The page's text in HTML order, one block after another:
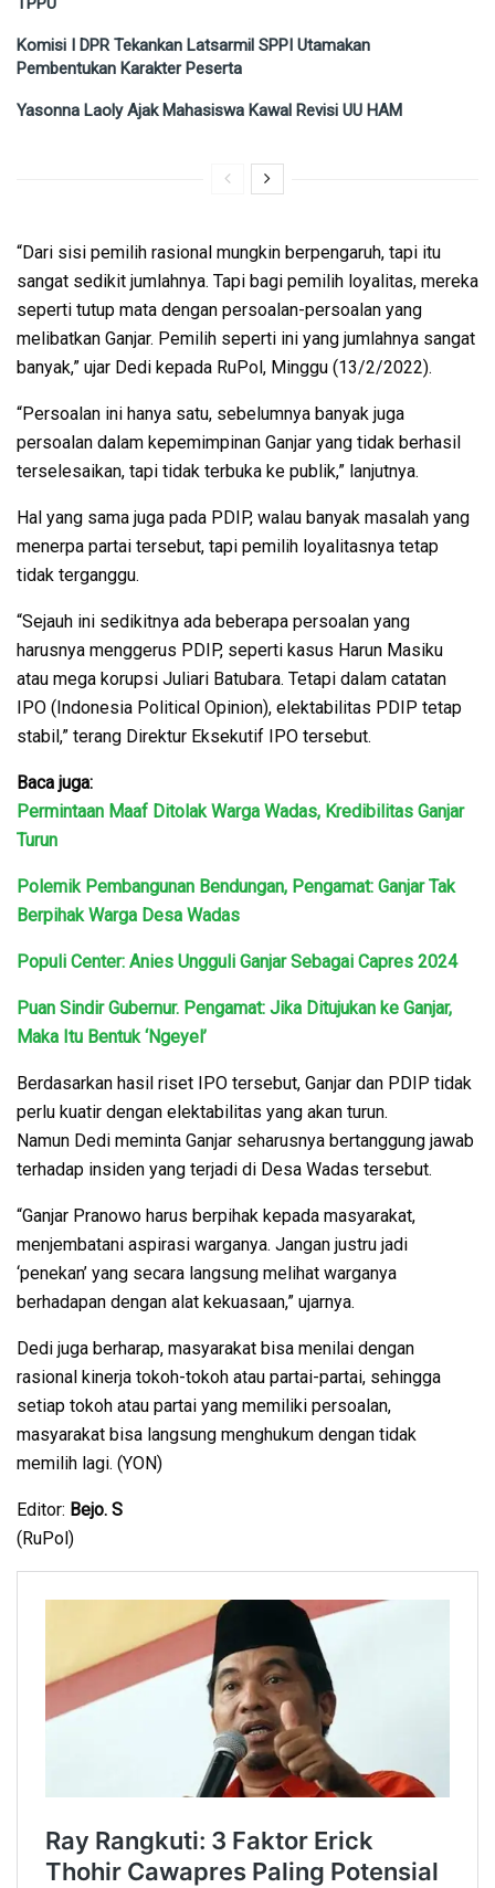
Komisi I DPR Tekankan Latsarmil SPPI Utamakan
Pembentukan Karakter Peserta
Yasonna Laoly Ajak Mahasiswa Kawal Revisi UU HAM
“Dari sisi pemilih rasional mungkin berpengaruh, tapi itu
sangat sedikit jumlahnya. Tapi bagi pemilih loyalitas, mereka
seperti tutup mata dengan persoalan-persoalan yang
melibatkan Ganjar. Pemilih seperti ini yang jumlahnya sangat
banyak,” ujar Dedi kepada RuPol, Minggu (13/2/2022).
“Persoalan ini hanya satu, sebelumnya banyak juga
persoalan dalam kepemimpinan Ganjar yang tidak berhasil
terselesaikan, tapi tidak terbuka ke publik,” lanjutnya.
Hal yang sama juga pada PDIP, walau banyak masalah yang
menerpa partai tersebut, tapi pemilih loyalitasnya tetap
tidak terganggu.
“Sejauh ini sedikitnya ada beberapa persoalan yang
harusnya menggerus PDIP, seperti kasus Harun Masiku
atau mega korupsi Juliari Batubara. Tetapi dalam catatan
IPO (Indonesia Political Opinion), elektabilitas PDIP tetap
stabil,” terang Direktur Eksekutif IPO tersebut.
Baca juga:
Permintaan Maaf Ditolak Warga Wadas, Kredibilitas Ganjar
Turun
Polemik Pembangunan Bendungan, Pengamat: Ganjar Tak
Berpihak Warga Desa Wadas
Populi Center: Anies Ungguli Ganjar Sebagai Capres 2024
Puan Sindir Gubernur. Pengamat: Jika Ditujukan ke Ganjar,
Maka Itu Bentuk ‘Ngeyel’
Berdasarkan hasil riset IPO tersebut, Ganjar dan PDIP tidak
perlu kuatir dengan elektabilitas yang akan turun.
Namun Dedi meminta Ganjar seharusnya bertanggung jawab
terhadap insiden yang terjadi di Desa Wadas tersebut.
“Ganjar Pranowo harus berpihak kepada masyarakat,
menjembatani aspirasi warganya. Jangan justru jadi
‘penekan’ yang secara langsung melihat warganya
berhadapan dengan alat kekuasaan,” ujarnya.
Dedi juga berharap, masyarakat bisa menilai dengan
rasional kinerja tokoh-tokoh atau partai-partai, sehingga
setiap tokoh atau partai yang memiliki persoalan,
masyarakat bisa langsung menghukum dengan tidak
memilih lagi. (YON)
Editor: Bejo. S
(RuPol)